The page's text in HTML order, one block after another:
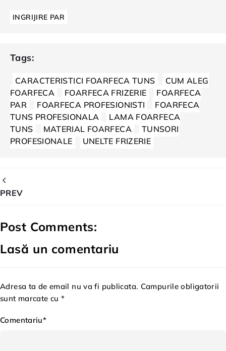
INGRIJIRE PAR
Tags:
CARACTERISTICI FOARFECA TUNS
CUM ALEG
FOARFECA
FOARFECA FRIZERIE
FOARFECA
PAR
FOARFECA PROFESIONISTI
FOARFECA
TUNS PROFESIONALA
LAMA FOARFECA
TUNS
MATERIAL FOARFECA
TUNSORI
PROFESIONALE
UNELTE FRIZERIE
PREV
Post Comments:
Lasă un comentariu
Adresa ta de email nu va fi publicata. Campurile obligatorii
sunt marcate cu *
Comentariu*